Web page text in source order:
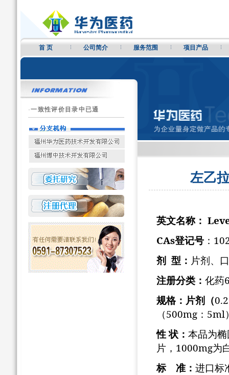
首 页 公司简介 服务范围 项目产品
·一致性评价目录中已通
左乙
英文名称：
CAs登记号 ：
剂 型： 片剂、
注册分类： 化药
规格：片剂（
（500mg ： 5ml
性 状： 本品为
片， 1000mg为
标 准： 进口标